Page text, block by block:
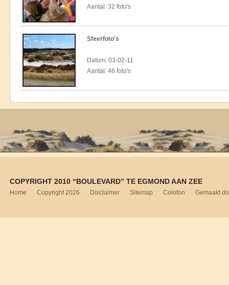
Aantal: 32 foto's
Sfeerfoto's
Datum: 03-02-11
Aantal: 46 foto's
COPYRIGHT 2010 “BOULEVARD” TE EGMOND AAN ZEE
Home Copyright 2026 Disclaimer Sitemap Colofon Gemaakt